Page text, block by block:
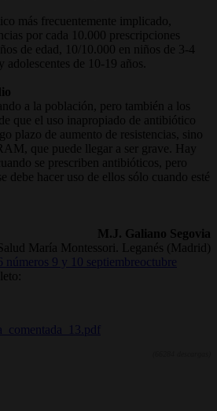
más frecuentemente implicado,
por cada 10.000 prescripciones
de edad, 10/10.000 en niños de 3-4
de 10-19 años.
a la población, pero también a los
que el uso inapropiado de antibiótico
plazo de aumento de resistencias, sino
que puede llegar a ser grave. Hay
se prescriben antibióticos, pero
debe hacer uso de ellos sólo cuando esté
M.J. Galiano Segovia
María Montessori. Leganés (Madrid)
números 9 y 10 septiembreoctubre